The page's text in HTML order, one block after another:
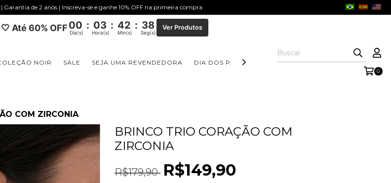
Garantia de 2 anos | Inscreva-se e ganhe 10% OFF na primeira compra
Até 60% OFF00 : 03 : 42 : 37
Dia(s) Hora(s) Min(s) Seg(s)
Ver Produtos
NOIR SALE SEJA UMA REVENDEDORA DIA DOS PAIS COLEÇÃO AURORA COLEÇÃO FORM
0
COM ZIRCONIA
BRINCO TRIO CORAÇÃO COM
ZIRCONIA
R$179,90 R$149,90